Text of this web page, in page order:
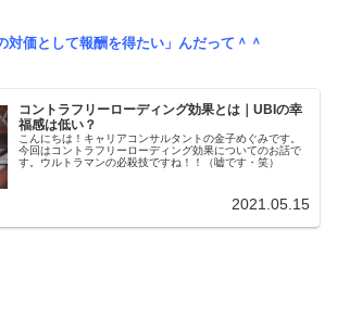
対価として報酬を得たい」んだって＾＾
コントラフリーローディング効果とは｜UBIの幸
福感は低い？
こんにちは！キャリアコンサルタントの金子めぐみです。
今回はコントラフリーローディング効果についてのお話で
す。ウルトラマンの必殺技ですね！！（嘘です・笑）
2021.05.15